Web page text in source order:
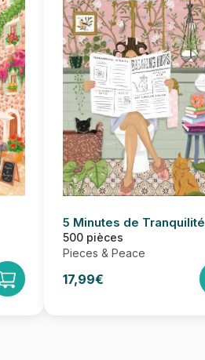
5 Minutes de Tranquilité
500 pièces
Pieces & Peace
17,99€